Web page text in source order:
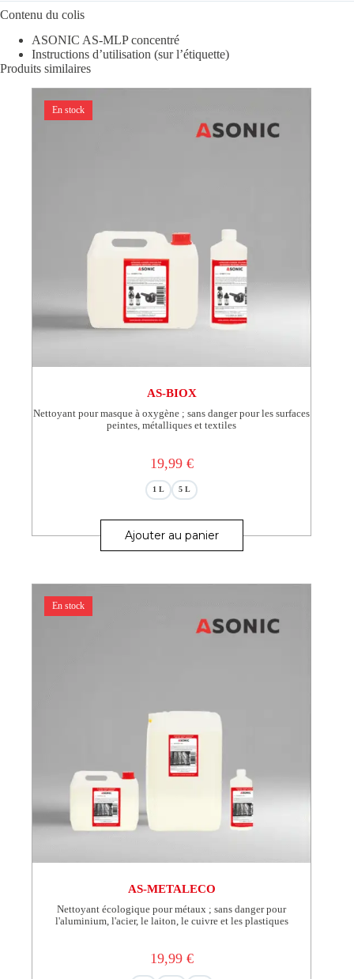
Contenu du colis
ASONIC AS-MLP concentré
Instructions d’utilisation (sur l’étiquette)
Produits similaires
En stock
AS-BIOX
Nettoyant pour masque à oxygène ; sans danger pour les surfaces
peintes, métalliques et textiles
19,99 €
1 L 5 L
Ajouter au panier
a
Les
produit
En stock
AS-METALECO
Nettoyant écologique pour métaux ; sans danger pour
l'aluminium, l'acier, le laiton, le cuivre et les plastiques
19,99 €